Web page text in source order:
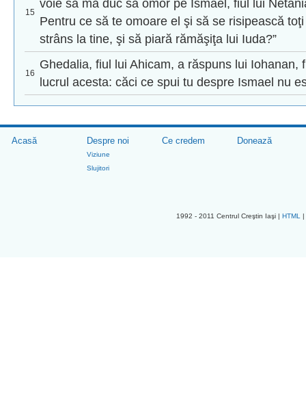
15
voie să mă duc să omor pe Ismael, fiul lui
Pentru ce să te omoare el şi să se risipească
strâns la tine, şi să piară rămăşiţa lui Iuda?”
16
Ghedalia, fiul lui Ahicam, a răspuns lui Iohanan,
lucrul acesta: căci ce spui tu despre Ismael nu
Acasă Despre noi
Viziune
Slujitori
Ce credem Donează
1992 - 2011 Centrul Creştin Iaşi |HTML